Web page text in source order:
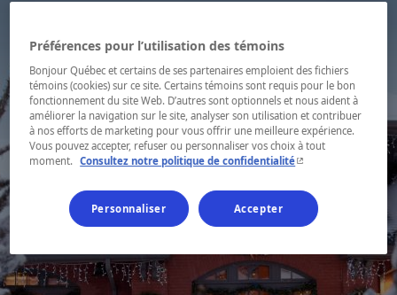
Préférences pour l’utilisation des témoins
Bonjour Québec et certains de ses partenaires emploient des fichiers
témoins (cookies) sur ce site. Certains témoins sont requis pour le bon
fonctionnement du site Web. D’autres sont optionnels et nous aident à
améliorer la navigation sur le site, analyser son utilisation et contribuer
à nos efforts de marketing pour vous offrir une meilleure expérience.
Vous pouvez accepter, refuser ou personnaliser vos choix à tout
moment.
Consultez notre politique de confidentialité- Cet hyperlien
Personnaliser Accepter